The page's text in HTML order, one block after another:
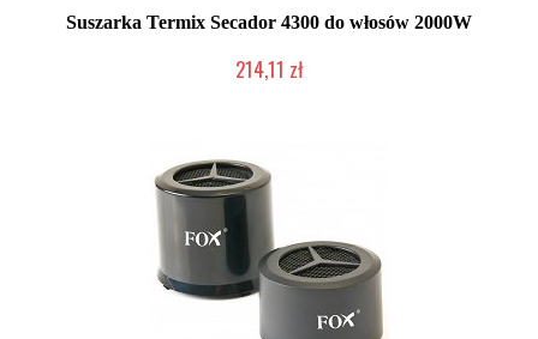
Suszarka Termix Secador 4300 do włosów 2000W
214,11 zł